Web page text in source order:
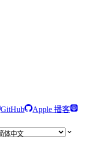
GitHub
Apple 播客